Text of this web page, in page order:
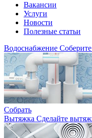
Вакансии
Услуги
Новости
Полезные статьи
Водоснабжение
Собрать
Вытяжка Сделайте